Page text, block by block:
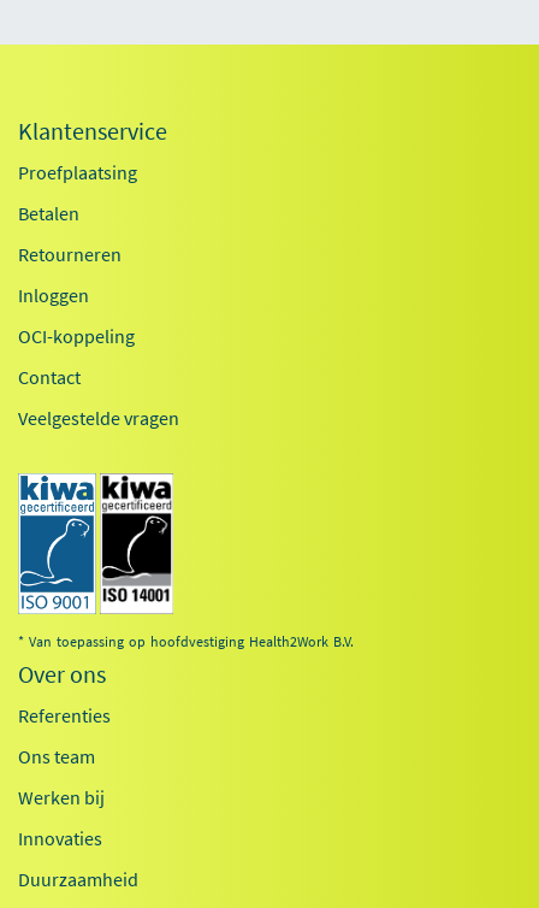
Klantenservice
Proefplaatsing
Betalen
Retourneren
Inloggen
OCI-koppeling
Contact
Veelgestelde vragen
* Van toepassing op hoofdvestiging Health2Work B.V.
Over ons
Referenties
Ons team
Werken bij
Innovaties
Duurzaamheid